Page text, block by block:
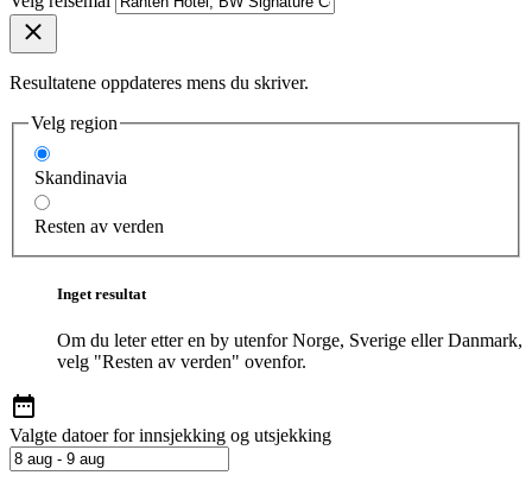
Resultatene oppdateres mens du skriver.
Velg region
Skandinavia
Resten av verden
Inget resultat
Om du leter etter en by utenfor Norge, Sverige eller Danmark,
velg "Resten av verden" ovenfor.
Valgte datoer for innsjekking og utsjekking